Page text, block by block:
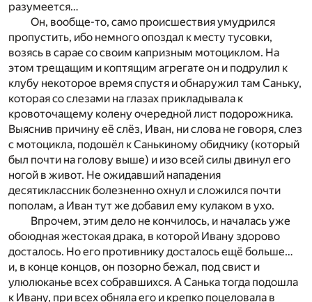
разумеется…
Он, вообще-то, само происшествия умудрился
пропустить, ибо немного опоздал к месту тусовки,
возясь в сарае со своим капризным мотоциклом. На
этом трещащим и коптящим агрегате он и подрулил к
клубу некоторое время спустя и обнаружил там Саньку,
которая со слезами на глазах прикладывала к
кровоточащему колену очередной лист подорожника.
Выяснив причину её слёз, Иван, ни слова не говоря, слез
с мотоцикла, подошёл к Санькиному обидчику (который
был почти на голову выше) и изо всей силы двинул его
ногой в живот. Не ожидавший нападения
десятиклассник болезненно охнул и сложился почти
пополам, а Иван тут же добавил ему кулаком в ухо.
Впрочем, этим дело не кончилось, и началась уже
обоюдная жестокая драка, в которой Ивану здорово
досталось. Но его противнику досталось ещё больше…
и, в конце концов, он позорно бежал, под свист и
улюлюканье всех собравшихся. А Санька тогда подошла
к Ивану, при всех обняла его и крепко поцеловала в